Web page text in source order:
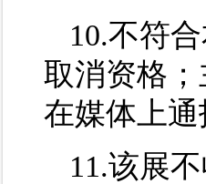
10.不符
取消资格
在媒体上通
11.该展